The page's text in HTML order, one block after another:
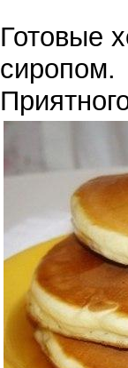
Готовые
сиропом.